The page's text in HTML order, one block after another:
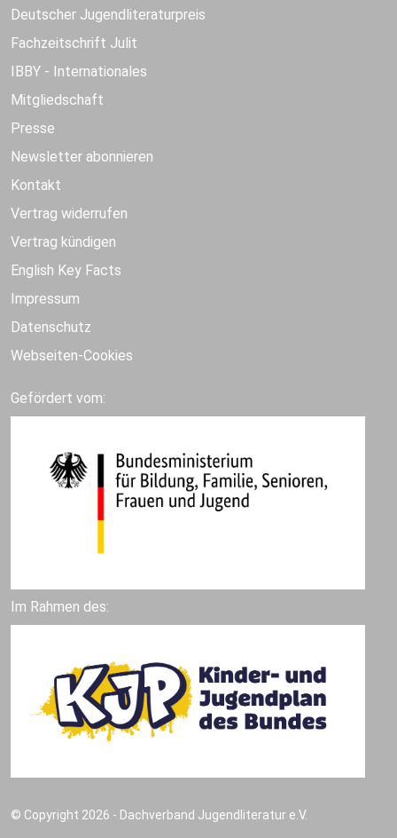
Deutscher Jugendliteraturpreis
Fachzeitschrift Julit
IBBY - Internationales
Mitgliedschaft
Presse
Newsletter abonnieren
Kontakt
Vertrag widerrufen
Vertrag kündigen
English Key Facts
Impressum
Datenschutz
Webseiten-Cookies
Gefördert vom:
Im Rahmen des:
© Copyright 2026 - Dachverband Jugendliteratur e.V.